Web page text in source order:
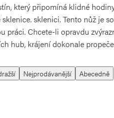
který připomíná klidné
sklenici. Tento nůž je
práci. Chcete-li opravdu
hub, krájení dokonale
Nejprodávanější Abecedně